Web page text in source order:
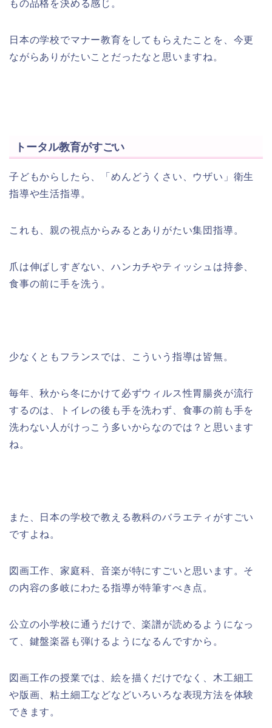
もの品格を決める感じ。
日本の学校でマナー教育をしてもらえたことを、今更
ながらありがたいことだったなと思いますね。
トータル教育がすごい
子どもからしたら、「めんどうくさい、ウザい」衛生
指導や生活指導。
これも、親の視点からみるとありがたい集団指導。
爪は伸ばしすぎない、ハンカチやティッシュは持参、
食事の前に手を洗う。
少なくともフランスでは、こういう指導は皆無。
毎年、秋から冬にかけて必ずウィルス性胃腸炎が流行
するのは、トイレの後も手を洗わず、食事の前も手を
洗わない人がけっこう多いからなのでは？と思います
ね。
また、日本の学校で教える教科のバラエティがすごい
ですよね。
図画工作、家庭科、音楽が特にすごいと思います。そ
の内容の多岐にわたる指導が特筆すべき点。
公立の小学校に通うだけで、楽譜が読めるようになっ
て、鍵盤楽器も弾けるようになるんですから。
図画工作の授業では、絵を描くだけでなく、木工細工
や版画、粘土細工などなどいろいろな表現方法を体験
できます。